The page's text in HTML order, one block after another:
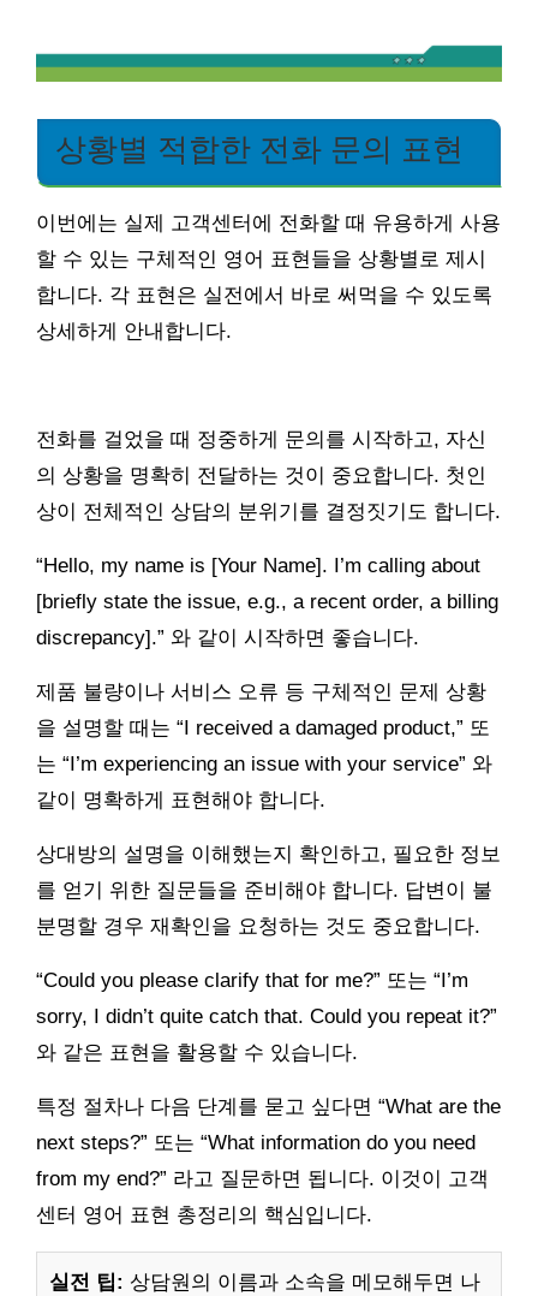
상황별 적합한 전화 문의 표현
이번에는 실제 고객센터에 전화할 때 유용하게 사용
할 수 있는 구체적인 영어 표현들을 상황별로 제시
합니다. 각 표현은 실전에서 바로 써먹을 수 있도록
상세하게 안내합니다.
전화를 걸었을 때 정중하게 문의를 시작하고, 자신
의 상황을 명확히 전달하는 것이 중요합니다. 첫인
상이 전체적인 상담의 분위기를 결정짓기도 합니다.
“Hello, my name is [Your Name]. I’m calling about
[briefly state the issue, e.g., a recent order, a billing
discrepancy].” 와 같이 시작하면 좋습니다.
제품 불량이나 서비스 오류 등 구체적인 문제 상황
을 설명할 때는 “I received a damaged product,” 또
는 “I’m experiencing an issue with your service” 와
같이 명확하게 표현해야 합니다.
상대방의 설명을 이해했는지 확인하고, 필요한 정보
를 얻기 위한 질문들을 준비해야 합니다. 답변이 불
분명할 경우 재확인을 요청하는 것도 중요합니다.
“Could you please clarify that for me?” 또는 “I’m
sorry, I didn’t quite catch that. Could you repeat it?”
와 같은 표현을 활용할 수 있습니다.
특정 절차나 다음 단계를 묻고 싶다면 “What are the
next steps?” 또는 “What information do you need
from my end?” 라고 질문하면 됩니다. 이것이 고객
센터 영어 표현 총정리의 핵심입니다.
실전 팁: 상담원의 이름과 소속을 메모해두면 나